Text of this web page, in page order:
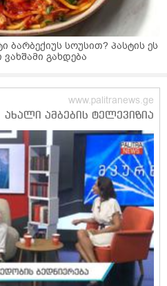
ბარბექიუს სოუსით? პასტის ეს
გახდება